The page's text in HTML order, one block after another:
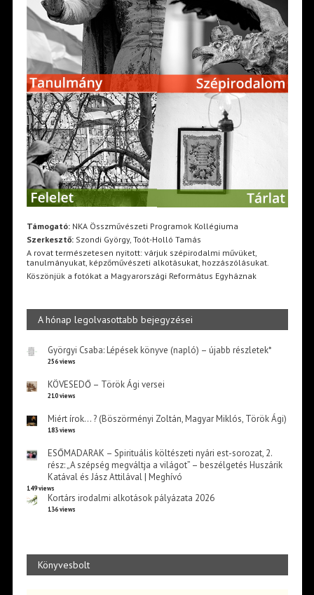
Támogató:NKA Összművészeti Programok Kollégiuma
Szerkesztő:Szondi György, Toót-Holló Tamás
A rovat természetesen nyitott: várjuk szépirodalmi művüket,
tanulmányukat, képzőművészeti alkotásukat, hozzászólásukat.
Köszönjük a fotókat a Magyarországi Református Egyháznak
A hónap legolvasottabb bejegyzései
Györgyi Csaba: Lépések könyve (napló) – újabb részletek*
256 views
KÖVESEDŐ – Török Ági versei
210 views
Miért írok… ? (Böszörményi Zoltán, Magyar Miklós, Török Ági)
183 views
ESŐMADARAK – Spirituális költészeti nyári est-sorozat, 2.
rész: „A szépség megváltja a világot” – beszélgetés Huszárik
Katával és Jász Attilával | Meghívó
149 views
Kortárs irodalmi alkotások pályázata 2026
136 views
Könyvesbolt